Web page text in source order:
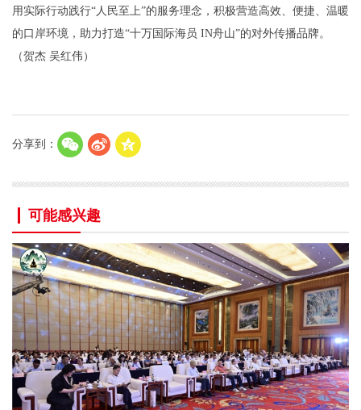
用实际行动践行“人民至上”的服务理念，积极营造高效、便捷、温暖
的口岸环境，助力打造“十万国际海员 IN舟山”的对外传播品牌。
（贺杰 吴红伟）
分享到：
可能感兴趣